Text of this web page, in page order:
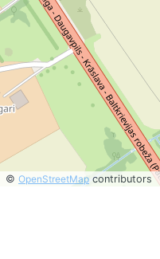
© OpenStreetMap contributors